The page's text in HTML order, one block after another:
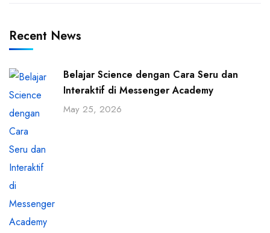
Recent News
Belajar Science dengan Cara Seru dan
Interaktif di Messenger Academy
May 25, 2026